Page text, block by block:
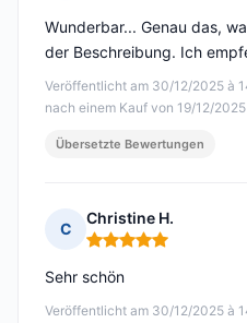
Veröffentlicht am 30/12/2025 à
nach einem Kauf von 19/12/2025
Wunderbar... Genau das,
der Beschreibung. Ich
Übersetzte Bewertungen
C
Christine H.
Hinweis: 5 von 5
Veröffentlicht am 30/12/2025 à
Sehr schön